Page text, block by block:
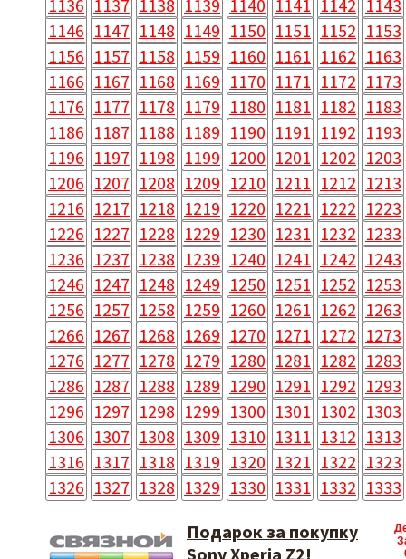
1136 1137 1138 1139 1140 1141 1142 1143
1146 1147 1148 1149 1150 1151 1152 1153
1156 1157 1158 1159 1160 1161 1162 1163
1166 1167 1168 1169 1170 1171 1172 1173
1176 1177 1178 1179 1180 1181 1182 1183
1186 1187 1188 1189 1190 1191 1192 1193
1196 1197 1198 1199 1200 1201 1202 1203
1206 1207 1208 1209 1210 1211 1212 1213
1216 1217 1218 1219 1220 1221 1222 1223
1226 1227 1228 1229 1230 1231 1232 1233
1236 1237 1238 1239 1240 1241 1242 1243
1246 1247 1248 1249 1250 1251 1252 1253
1256 1257 1258 1259 1260 1261 1262 1263
1266 1267 1268 1269 1270 1271 1272 1273
1276 1277 1278 1279 1280 1281 1282 1283
1286 1287 1288 1289 1290 1291 1292 1293
1296 1297 1298 1299 1300 1301 1302 1303
1306 1307 1308 1309 1310 1311 1312 1313
1316 1317 1318 1319 1320 1321 1322 1323
1326 1327 1328 1329 1330 1331 1332 1333
Подарок за покупку
Sony Xperia Z2!